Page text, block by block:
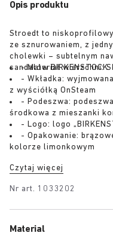
Opis produktu
Stroedt to
ze sznurowaniem, z
cholewki – subtelnym
sandałów BIRKENSTOCK.
Materiał wierzchni:
Wkładka:
z wyściółką OnSteam
Podeszwa:
środkowa z mieszanki
Logo: logo
Opakowanie:
kolorze limonkowym
Czytaj więcej
Nr art. 1033202
Material